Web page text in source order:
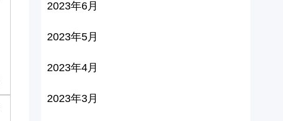
2023年6月
2023年5月
2023年4月
2023年3月